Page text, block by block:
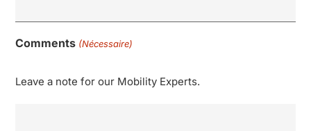
Comments (Nécessaire)
Leave a note for our Mobility Experts.